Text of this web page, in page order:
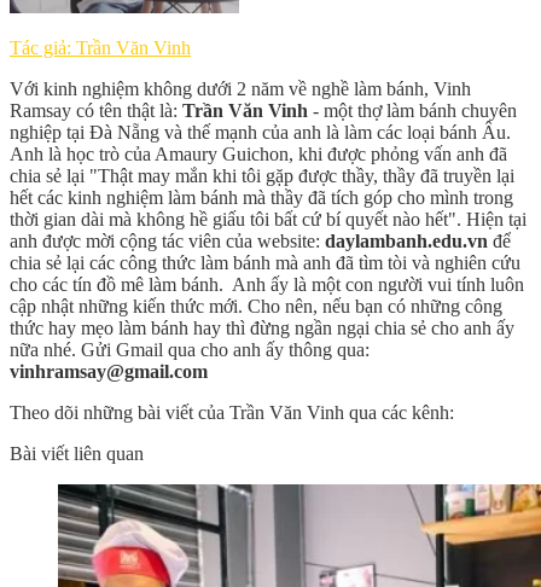
Tác giả: Trần Văn Vinh
Với kinh nghiệm không dưới 2 năm về nghề làm bánh, Vinh
Ramsay có tên thật là: Trần Văn Vinh - một thợ làm bánh chuyên
nghiệp tại Đà Nẵng và thế mạnh của anh là làm các loại bánh Âu.
Anh là học trò của Amaury Guichon, khi được phỏng vấn anh đã
chia sẻ lại "Thật may mắn khi tôi gặp được thầy, thầy đã truyền lại
hết các kinh nghiệm làm bánh mà thầy đã tích góp cho mình trong
thời gian dài mà không hề giấu tôi bất cứ bí quyết nào hết". Hiện tại
anh được mời cộng tác viên của website: daylambanh.edu.vn để
chia sẻ lại các công thức làm bánh mà anh đã tìm tòi và nghiên cứu
cho các tín đồ mê làm bánh. Anh ấy là một con người vui tính luôn
cập nhật những kiến thức mới. Cho nên, nếu bạn có những công
thức hay mẹo làm bánh hay thì đừng ngần ngại chia sẻ cho anh ấy
nữa nhé. Gửi Gmail qua cho anh ấy thông qua:
vinhramsay@gmail.com
Theo dõi những bài viết của Trần Văn Vinh qua các kênh:
Bài viết liên quan